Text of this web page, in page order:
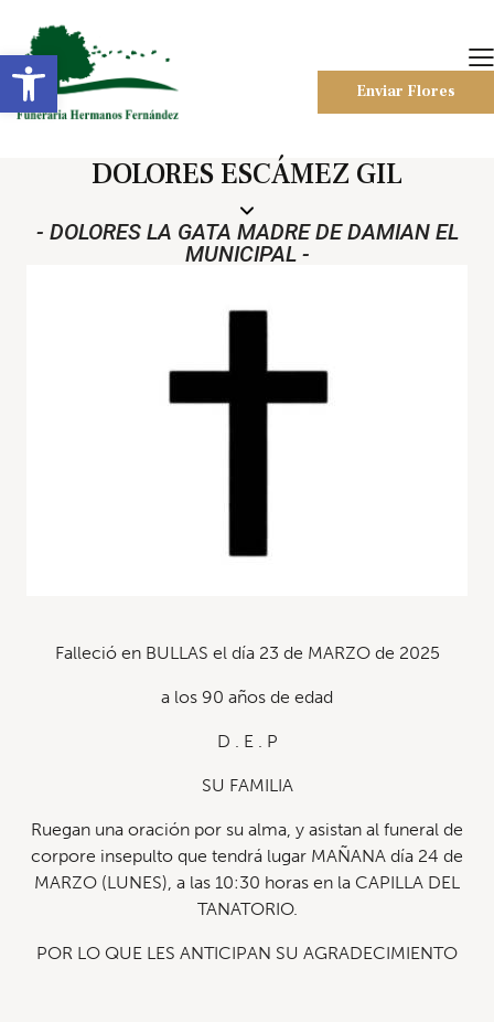
Abrir barra de herramientas
Enviar Flores
DOLORES ESCÁMEZ GIL
- DOLORES LA GATA MADRE DE DAMIAN EL
MUNICIPAL -
Falleció en BULLAS el día 23 de MARZO de 2025
a los 90 años de edad
D . E . P
SU FAMILIA
Ruegan una oración por su alma, y asistan al funeral de
corpore insepulto que tendrá lugar MAÑANA día 24 de
MARZO (LUNES), a las 10:30 horas en la CAPILLA DEL
TANATORIO.
POR LO QUE LES ANTICIPAN SU AGRADECIMIENTO